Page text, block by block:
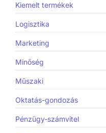
Kiemelt termékek
Logisztika
Marketing
Minőség
Műszaki
Oktatás-gondozás
Pénzügy-számvitel